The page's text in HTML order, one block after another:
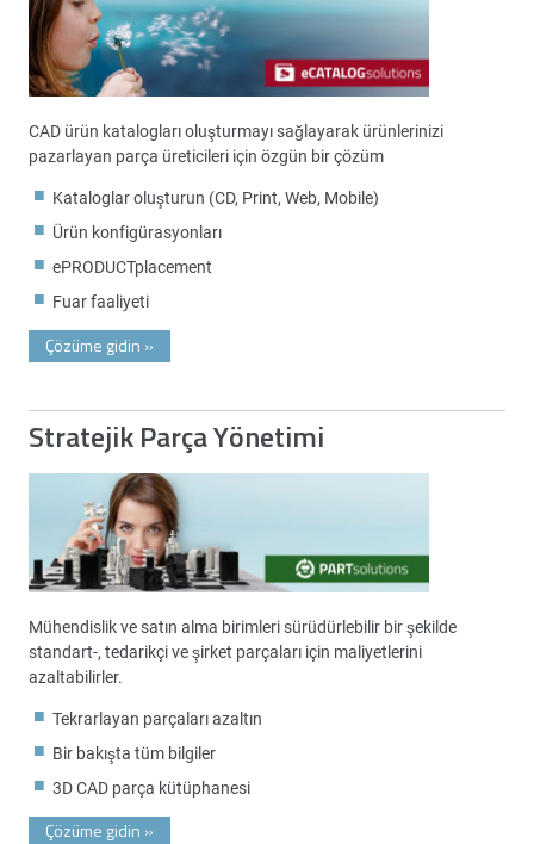
CAD ürün katalogları oluşturmayı sağlayarak ürünlerinizi
pazarlayan parça üreticileri için özgün bir çözüm
Kataloglar oluşturun (CD, Print, Web, Mobile)
Ürün konfigürasyonları
ePRODUCTplacement
Fuar faaliyeti
Çözüme gidin »
Stratejik Parça Yönetimi
Mühendislik ve satın alma birimleri sürüdürlebilir bir şekilde
standart-, tedarikçi ve şirket parçaları için maliyetlerini
azaltabilirler.
Tekrarlayan parçaları azaltın
Bir bakışta tüm bilgiler
3D CAD parça kütüphanesi
Çözüme gidin »